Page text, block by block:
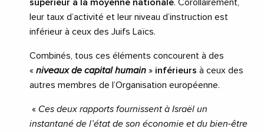
supérieur à la moyenne nationale. Corollairement,
leur taux d’activité et leur niveau d’instruction est
inférieur à ceux des Juifs Laïcs.
Combinés, tous ces éléments concourent à des
« niveaux de capital humain » inférieurs à ceux des
autres membres de l’Organisation européenne.
« Ces deux rapports fournissent à Israël un
instantané de l’état de son économie et du bien-être